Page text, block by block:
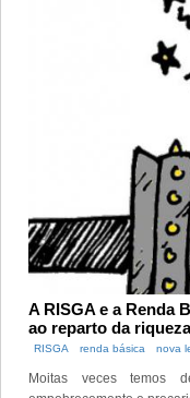
A RISGA e a Renda
ao reparto da riqueza
RISGA renda básica nova
Moitas veces temos